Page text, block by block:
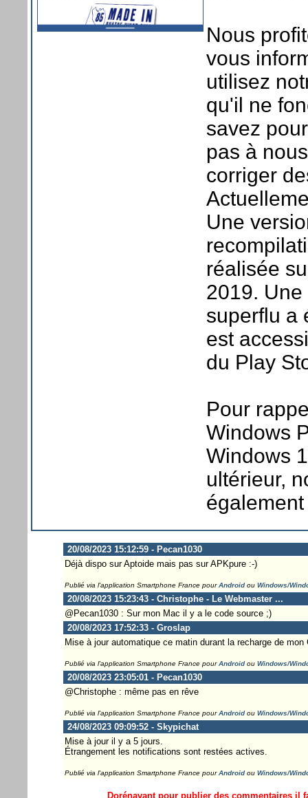
Nous
vous
utilisez
qu'il ne
savez
pas à
corriger
Une
réalisée
2019.
superflu a
est
du Play
Pour
Windows
Windows
ultérieur,
20/08/2023 15:12:59 - Pecan1030
Déjà dispo sur Aptoide mais pas sur APKpure :-)
Publié via l'application Smartphone France pourAndroidou Windows/
20/08/2023 15:23:43 - Christophe - Le Webmaster ...
@Pecan1030 : Sur mon Mac il y a le code source ;)
20/08/2023 17:52:33 - Groslap
Mise à jour automatique ce matin durant la recharge de mon
Publié via l'application Smartphone France pourAndroidou Windows/
20/08/2023 23:05:01 - Pecan1030
@Christophe : même pas en rêve
Publié via l'application Smartphone France pourAndroidou Windows/
24/08/2023 09:09:52 - Skypichat
Mise à jour il y a 5 jours.
Étrangement les notifications sont restées actives.
Publié via l'application Smartphone France pourAndroidou Windows/
Dorénavant pour publier des commentaires il